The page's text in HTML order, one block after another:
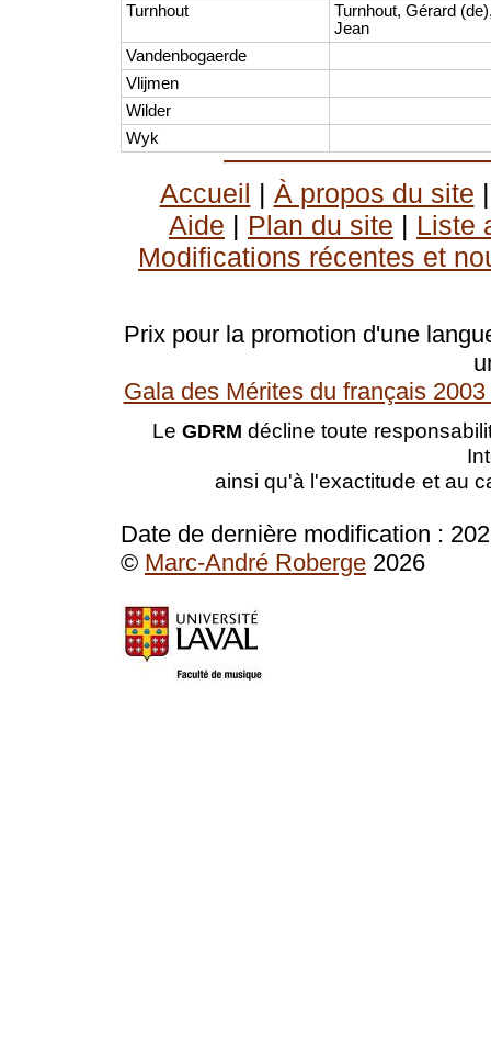
Turnhout
Turnhout, Gérard
Jean
Vandenbogaerde
Vlijmen
Wilder
Wyk
Accueil | À propos du site
Aide | Plan du site | Liste
Modifications récentes et
Prix pour la promotion d'une
Gala des Mérites du français
Le GDRM décline toute
ainsi qu'à l'exactitude et au
Date de dernière modification :
© Marc-André Roberge 2026